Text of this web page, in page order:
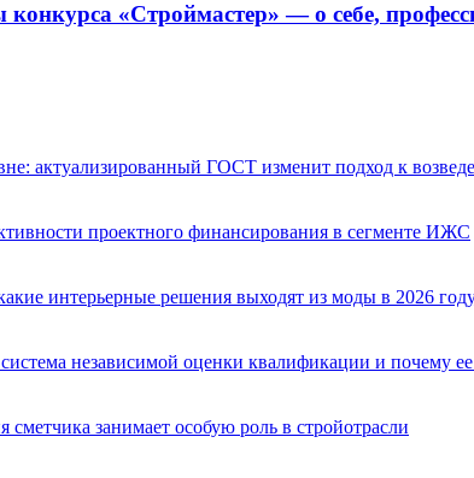
«Строймастер» — о себе,
актуализированный ГОСТ изменит подход к
проектного финансирования в сегменте ИЖС
интерьерные решения выходят из моды в 2026
система независимой оценки квалификации и почему
занимает особую роль в стройотрасли